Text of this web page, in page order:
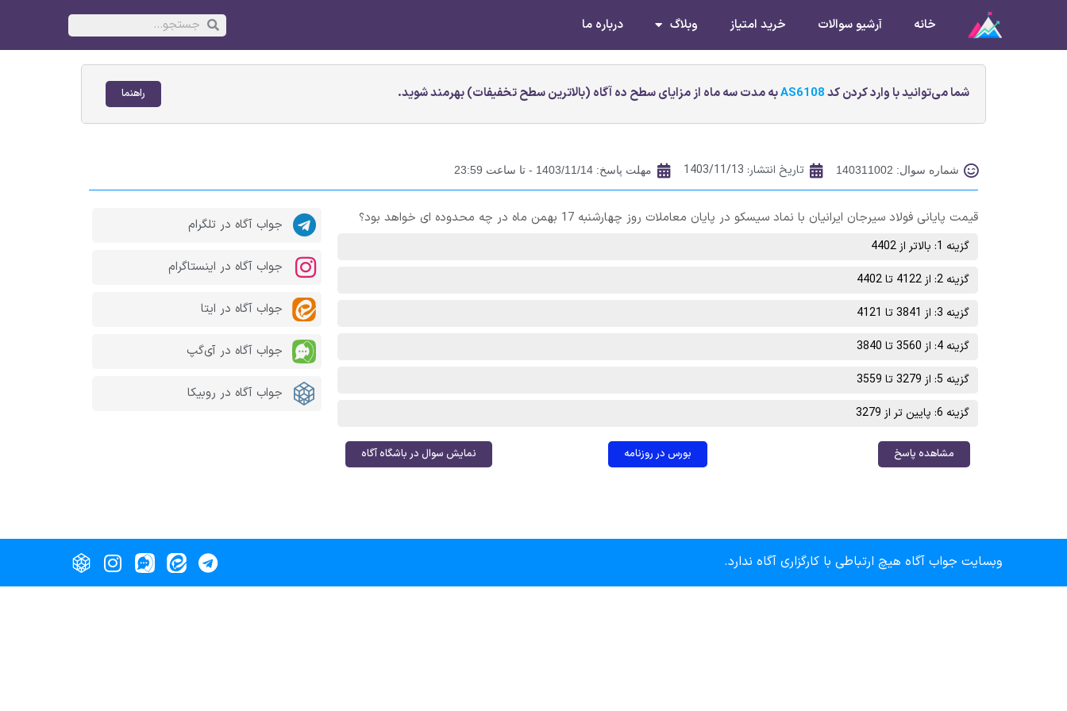
خانه آرشیو سوالات خرید امتیاز وبلاگ درباره ما
شما می‌توانید با وارد کردن کدAS6108به مدت سه ماه از مزایای سطح ده آگاه (بالاترین سطح تخفیفات) بهرمند شوید. راهنما
شماره سوال: 140311002 تاریخ انتشار: 1403/11/13 مهلت پاسخ: 1403/11/14 - تا ساعت 23:59
قیمت پایانی فولاد سيرجان ايرانيان با نماد سیسکو در پایان معاملات روز چهارشنبه 17 بهمن ماه در چه محدوده ای خواهد بود؟
گزینه 1: بالاتر از 4402
گزینه 2: از 4122 تا 4402
گزینه 3: از 3841 تا 4121
گزینه 4: از 3560 تا 3840
گزینه 5: از 3279 تا 3559
گزینه 6: پایین تر از 3279
مشاهده پاسخ بورس در روزنامه نمایش سوال در باشگاه آگاه
جواب آگاه در تلگرام
جواب آگاه در اینستاگرام
جواب آگاه در ایتا
جواب آگاه در آی‌گپ
جواب آگاه در روبیکا
وبسایت جواب آگاه هیچ ارتباطی با کارگزاری آگاه ندارد.